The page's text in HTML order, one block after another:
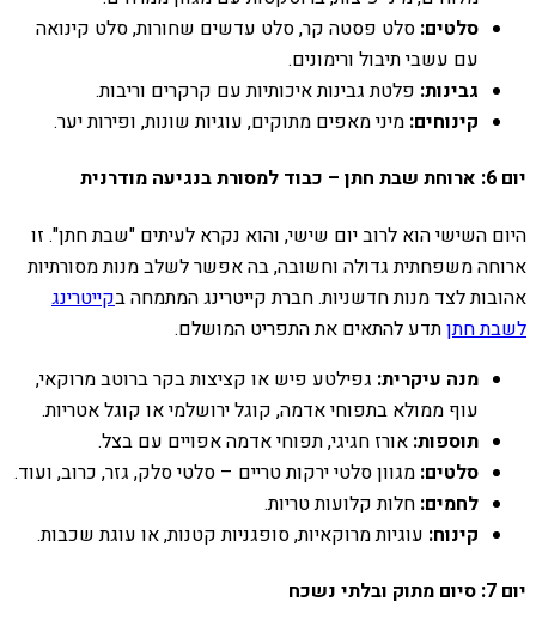
סלטים: סלט פסטה קר, סלט עדשים שחורות, סלט קינואה
עם עשבי תיבול ורימונים.
גבינות: פלטת גבינות איכותיות עם קרקרים וריבות.
קינוחים: מיני מאפים מתוקים, עוגיות שונות, ופירות יער.
יום 6: ארוחת שבת חתן – כבוד למסורת בנגיעה מודרנית
היום השישי הוא לרוב יום שישי, והוא נקרא לעיתים "שבת חתן". זו
ארוחה משפחתית גדולה וחשובה, בה אפשר לשלב מנות מסורתיות
אהובות לצד מנות חדשניות. חברת קייטרינג המתמחה בקייטרינג
לשבת חתןתדע להתאים את התפריט המושלם.
מנה עיקרית: גפילטע פיש או קציצות בקר ברוטב מרוקאי,
עוף ממולא בתפוחי אדמה, קוגל ירושלמי או קוגל אטריות.
תוספות: אורז חגיגי, תפוחי אדמה אפויים עם בצל.
סלטים: מגוון סלטי ירקות טריים – סלטי סלק, גזר, כרוב, ועוד.
לחמים: חלות קלועות טריות.
קינוח: עוגיות מרוקאיות, סופגניות קטנות, או עוגת שכבות.
יום 7: סיום מתוק ובלתי נשכח